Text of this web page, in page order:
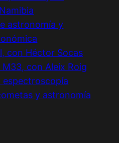
astronomía y
con Héctor Socas
con Aleix Roig
espectroscopía
y astronomía